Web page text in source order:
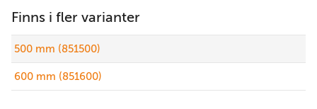
Finns i fler varianter
500 mm (851500)
600 mm (851600)